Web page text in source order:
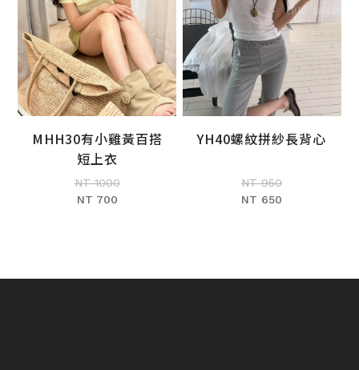
加入購物車
MHH30有小雞黃百搭
短上衣
NT 1000
NT 700
YH40螺紋拼紗長背心
NT 950
NT 650